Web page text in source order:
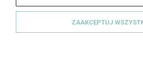
ZAAKCEPTUJ